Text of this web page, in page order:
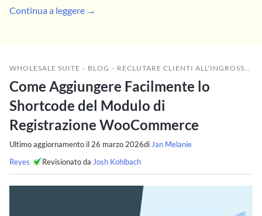
Continua a leggere →
WHOLESALE SUITE » BLOG » RECLUTARE CLIENTI ALL'INGROSSO
Come Aggiungere Facilmente lo
Shortcode del Modulo di
Registrazione WooCommerce
Ultimo aggiornamento il 26 marzo 2026di Jan Melanie
Reyes
Revisionato da Josh Kohlbach